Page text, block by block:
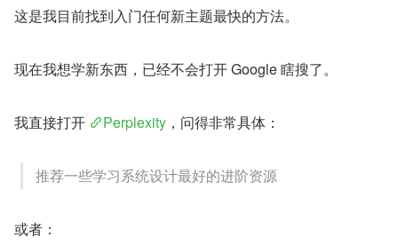
这是我目前找到入门任何新主题最快的方法。
现在我想学新东西，已经不会打开 Google 瞎搜了。
我直接打开 Perplexity ，问得非常具体：
推荐一些学习系统设计最好的进阶资源
或者：